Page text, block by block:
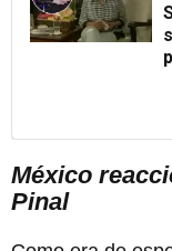
México
Pinal